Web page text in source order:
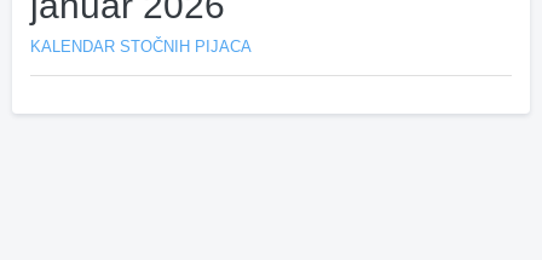
KALENDAR STOČNIH PIJACA